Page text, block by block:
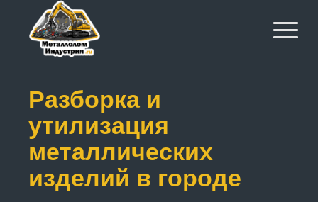
Разборка и
утилизация
металлических
изделий в городе